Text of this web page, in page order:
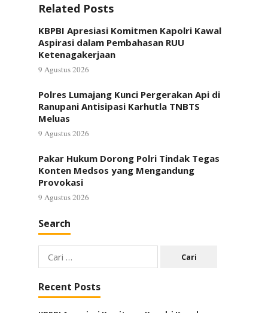
Related Posts
KBPBI Apresiasi Komitmen Kapolri Kawal
Aspirasi dalam Pembahasan RUU
Ketenagakerjaan
9 Agustus 2026
Polres Lumajang Kunci Pergerakan Api di
Ranupani Antisipasi Karhutla TNBTS
Meluas
9 Agustus 2026
Pakar Hukum Dorong Polri Tindak Tegas
Konten Medsos yang Mengandung
Provokasi
9 Agustus 2026
Search
Cari
untuk:
Recent Posts